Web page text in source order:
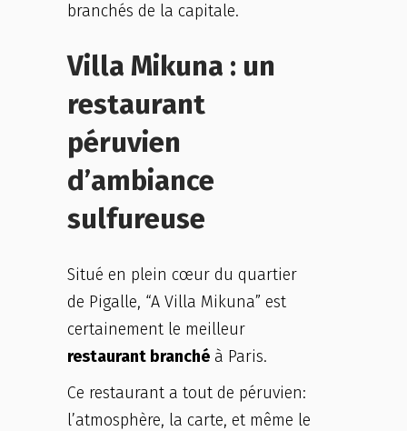
branchés de la capitale.
Villa Mikuna : un
restaurant
péruvien
d’ambiance
sulfureuse
Situé en plein cœur du quartier
de Pigalle, “A Villa Mikuna” est
certainement le meilleur
restaurant branché à Paris.
Ce restaurant a tout de péruvien:
l’atmosphère, la carte, et même le